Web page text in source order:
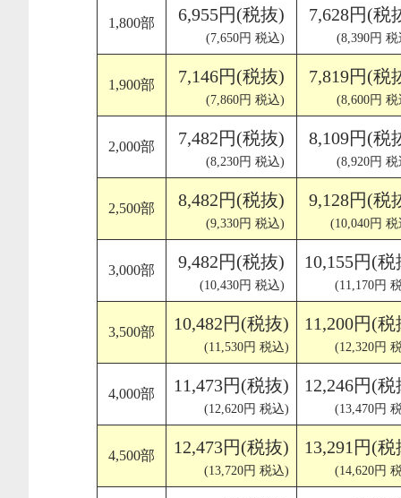
1,800部 6,955円(税抜)
(7,650円 税込)
7,628円(税
(8,390円
1,900部 7,146円(税抜)
(7,860円 税込)
7,819円(税
(8,600円
2,000部 7,482円(税抜)
(8,230円 税込)
8,109円(税
(8,920円
2,500部 8,482円(税抜)
(9,330円 税込)
9,128円(税
(10,040円
3,000部 9,482円(税抜)
(10,430円 税込)
10,155円(税
(11,170円
3,500部 10,482円(税抜)
(11,530円 税込)
11,200円(税
(12,320円
4,000部 11,473円(税抜)
(12,620円 税込)
12,246円(税
(13,470円
4,500部 12,473円(税抜)
(13,720円 税込)
13,291円(税
(14,620円